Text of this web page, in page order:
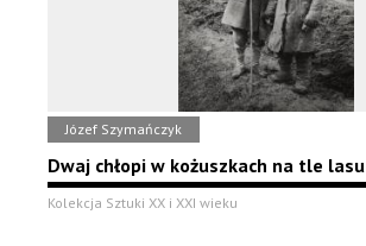
Józef Szymańczyk
Dwaj chłopi w kożuszkach na tle lasu
Kolekcja Sztuki XX i XXI wieku